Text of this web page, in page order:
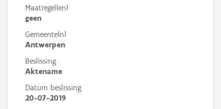
Maatregel(en)
geen
Gemeente(n)
Antwerpen
Beslissing
Aktename
Datum beslissing
20-07-2019